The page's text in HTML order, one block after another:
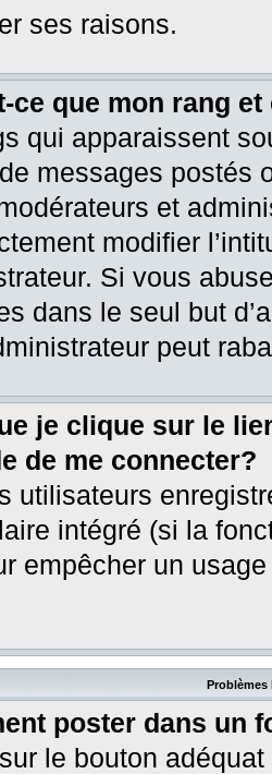
ses raisons.
ce que mon rang
qui apparaissent
messages postés
et
modifier
Si vous
dans le seul but
peut
je clique sur le
de me connecter?
utilisateurs
intégré (si la
empêcher un
Problèmes
poster dans un
le bouton